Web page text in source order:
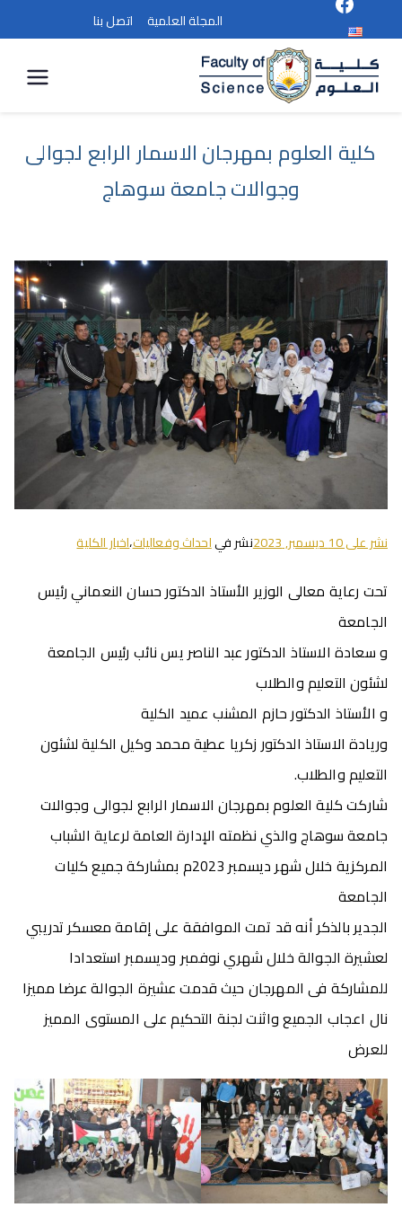
المجلة العلمية اتصل بنا
العلوم
كلية العلوم بمهرجان الاسمار الرابع لجوالى
وجوالات جامعة سوهاج
نشر على10 ديسمبر, 2023 نشر فياحداث وفعاليات،اخبار الكلية
تحت رعاية معالى الوزير الأستاذ الدكتور حسان النعماني رئيس
الجامعة
و سعادة الاستاذ الدكتور عبد الناصر يس نائب رئيس الجامعة
لشئون التعليم والطلاب
و الأستاذ الدكتور حازم المشنب عميد الكلية
وريادة الاستاذ الدكتور زكريا عطية محمد وكيل الكلية لشئون
التعليم والطلاب.
شاركت كلية العلوم بمهرجان الاسمار الرابع لجوالى وجوالات
جامعة سوهاج والذي نظمته الإدارة العامة لرعاية الشباب
المركزية خلال شهر ديسمبر 2023م بمشاركة جميع كليات
الجامعة
الجدير بالذكر أنه قد تمت الموافقة على إقامة معسكر تدريبي
لعشيرة الجوالة خلال شهري نوفمبر وديسمبر استعدادا
للمشاركة فى المهرجان حيث قدمت عشيرة الجوالة عرضا مميزا
نال اعجاب الجميع واثنت لجنة التحكيم على المستوى المميز
للعرض